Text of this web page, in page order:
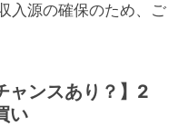
入源の確保のため、ご
ャンスあり？】2
い